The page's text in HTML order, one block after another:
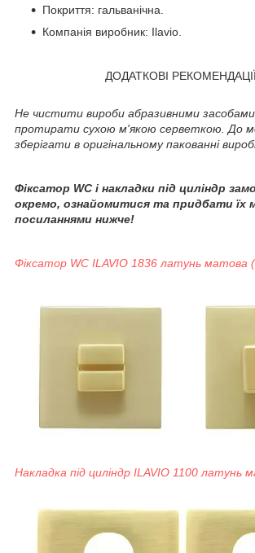
Покриття: гальванічна.
Компанія виробник: Ilavio.
ДОДАТКОВІ
Не чистити вироби абразивними
протирати сухою м'якою серветкою. До
зберігати в оригінальному пакованні
Фіксатор WC і накладки під циліндр
окремо, ознайомитися та придбати їх
посиланнями нижче!
Фіксатор WC ILAVIO 1836 латунь матова
Накладка під циліндр ILAVIO 1100 латунь